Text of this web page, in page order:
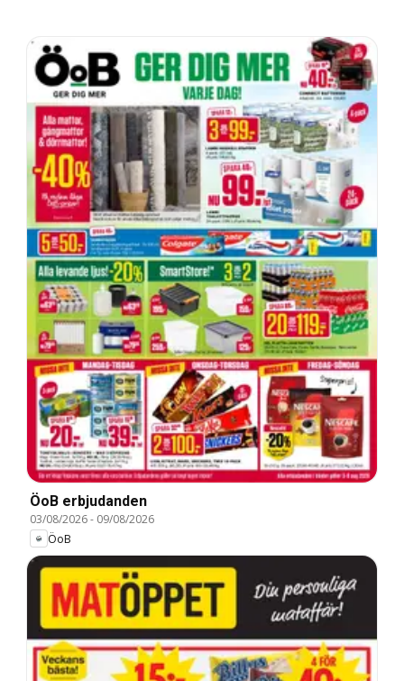
ÖoB erbjudanden
03/08/2026- 09/08/2026
ÖoB